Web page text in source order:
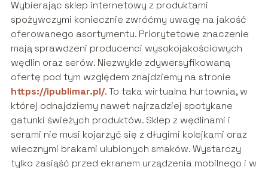
Wybierając sklep internetowy z produktami
spożywczymi koniecznie zwróćmy uwagę na jakość
oferowanego asortymentu. Priorytetowe znaczenie
mają sprawdzeni producenci wysokojakościowych
wędlin oraz serów. Niezwykle zdywersyfikowaną
ofertę pod tym względem znajdziemy na stronie
https://ipublimar.pl/. To taka wirtualna hurtownia, w
której odnajdziemy nawet najrzadziej spotykane
gatunki świeżych produktów. Sklep z wędlinami i
serami nie musi kojarzyć się z długimi kolejkami oraz
wiecznymi brakami ulubionych smaków. Wystarczy
tylko zasiąść przed ekranem urządzenia mobilnego i w